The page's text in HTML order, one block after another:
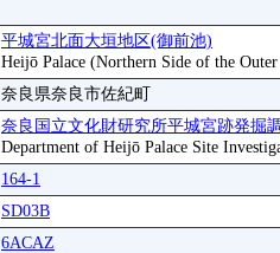
平城宮北面大垣地区(御前池)
Heijō Palace (Northern Side of the
奈良県奈良市佐紀町
奈良国立文化財研究所平城宮跡発掘
Department of Heijō Palace Site
164-1
SD03B
6ACAZ